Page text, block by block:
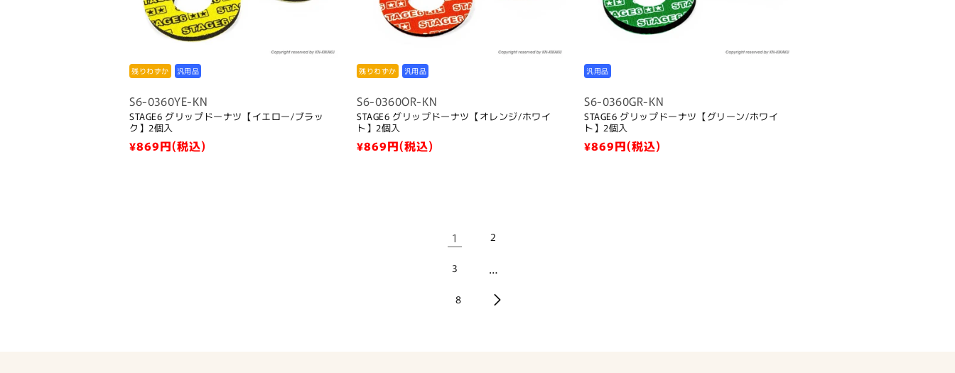
残りわずか 汎用品
S6-0360YE-KN
STAGE6 グリップドーナツ【イエロー/ブラッ
ク】2個入
通
¥869円(税込)
残りわずか 汎用品
S6-0360OR-KN
STAGE6 グリップドーナツ【オレンジ/ホワイ
ト】2個入
通
¥869円(税込)
汎用品
S6-0360GR-KN
STAGE6 グリップドーナツ【グリーン/ホワイ
ト】2個入
通
¥869円(税込)
1 2
3 …
8